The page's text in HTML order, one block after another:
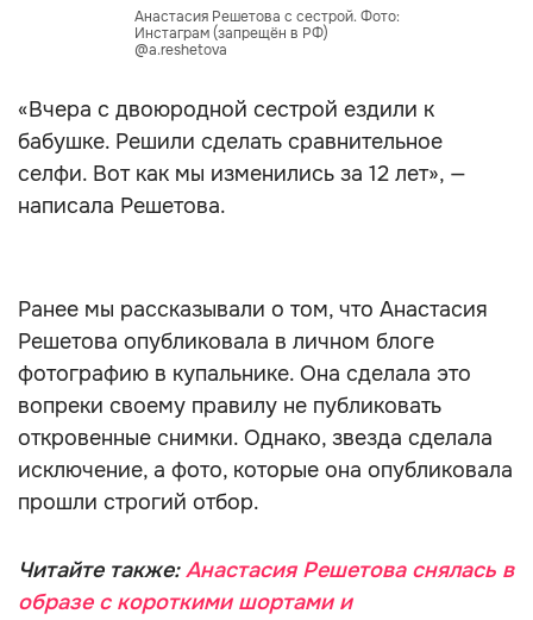
Анастасия Решетова с сестрой. Фото:
Инстаграм (запрещён в РФ)
@a.reshetova
«Вчера с двоюродной сестрой ездили к
бабушке. Решили сделать сравнительное
селфи. Вот как мы изменились за 12 лет», —
написала Решетова.
Ранее мы рассказывали о том, что Анастасия
Решетова опубликовала в личном блоге
фотографию в купальнике. Она сделала это
вопреки своему правилу не публиковать
откровенные снимки. Однако, звезда сделала
исключение, а фото, которые она опубликовала
прошли строгий отбор.
Читайте также:Анастасия Решетова снялась в
образе с короткими шортами и